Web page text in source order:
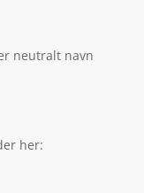
neutralt navn
her: